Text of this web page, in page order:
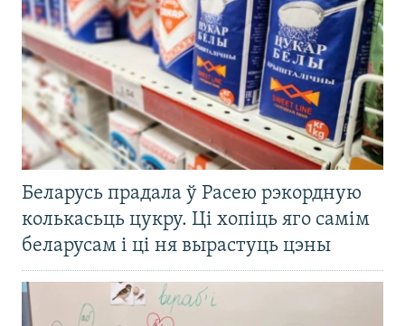
Беларусь прадала ў Расею рэкордную
колькасьць цукру. Ці хопіць яго самім
беларусам і ці ня вырастуць цэны